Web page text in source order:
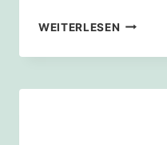
WEITERLESEN
EM K